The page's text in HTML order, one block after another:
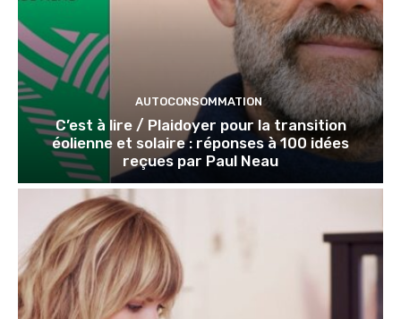
AUTOCONSOMMATION
C’est à lire / Plaidoyer pour la transition
éolienne et solaire : réponses à 100 idées
reçues par Paul Neau